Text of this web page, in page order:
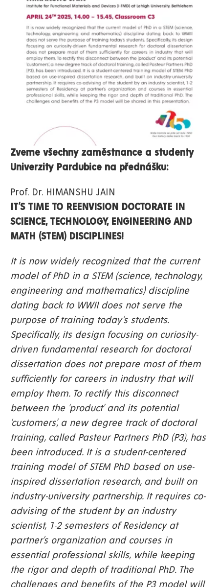
Zveme všechny zaměstnance a studenty
Univerzity Pardubice na přednášku:
Prof. Dr. HIMANSHU JAIN
IT’S TIME TO REENVISION DOCTORATE IN
SCIENCE, TECHNOLOGY, ENGINEERING AND
MATH (STEM) DISCIPLINES!
It is now widely recognized that the current
model of PhD in a STEM (science, technology,
engineering and mathematics) discipline
dating back to WWII does not serve the
purpose of training today’s students.
Specifically, its design focusing on curiosity-
driven fundamental research for doctoral
dissertation does not prepare most of them
sufficiently for careers in industry that will
employ them. To rectify this disconnect
between the ‘product’ and its potential
‘customers’, a new degree track of doctoral
training, called Pasteur Partners PhD (P3), has
been introduced. It is a student-centered
training model of STEM PhD based on use-
inspired dissertation research, and built on
industry-university partnership. It requires co-
advising of the student by an industry
scientist, 1-2 semesters of Residency at
partner’s organization and courses in
essential professional skills, while keeping
the rigor and depth of traditional PhD. The
challenges and benefits of the P3 model will